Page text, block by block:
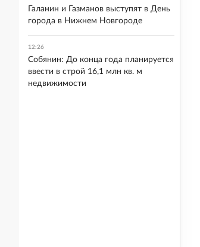
Галанин и Газманов выступят в День
города в Нижнем Новгороде
12:26
Собянин: До конца года планируется
ввести в строй 16,1 млн кв. м
недвижимости